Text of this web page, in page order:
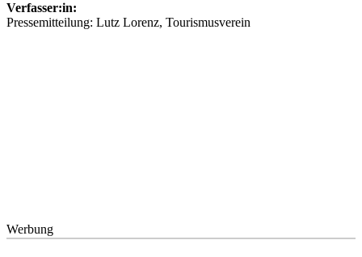
Verfasser:in:
Pressemitteilung: Lutz Lorenz, Tourismusverein
Werbung